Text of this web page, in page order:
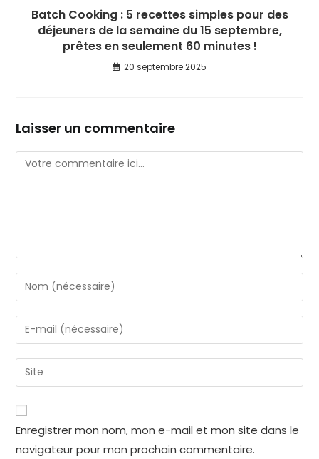
Batch Cooking : 5 recettes simples pour des
déjeuners de la semaine du 15 septembre,
prêtes en seulement 60 minutes !
20 septembre 2025
Laisser un commentaire
Enregistrer mon nom, mon e-mail et mon site dans le
navigateur pour mon prochain commentaire.